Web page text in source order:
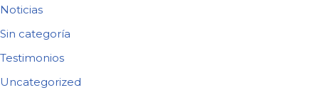
Noticias
Sin categoría
Testimonios
Uncategorized